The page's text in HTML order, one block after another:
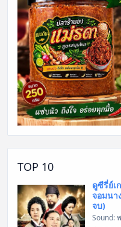
TOP 10
ดูซีรี่ย์เ
จอมนา
จบ)
Sound: